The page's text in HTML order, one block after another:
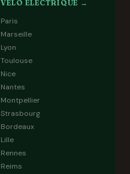
VÉLO ÉLECTRIQUE →
Paris
Marseille
Lyon
Toulouse
Nice
Nantes
Montpellier
Strasbourg
Bordeaux
Lille
Rennes
Reims